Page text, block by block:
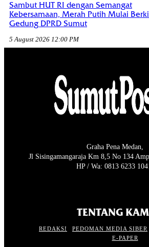
Sambut HUT RI dengan Semangat
Kebersamaan, Merah Putih Mulai
Gedung DPRD Sumut
5 August 2026 12:00 PM
Graha Pena Medan,
Jl Sisingamangaraja Km 8,5 No 134
HP / Wa: 0813 6233
TENTANG
REDAKSI PEDOMAN MEDIA SIBER
E-PAPER